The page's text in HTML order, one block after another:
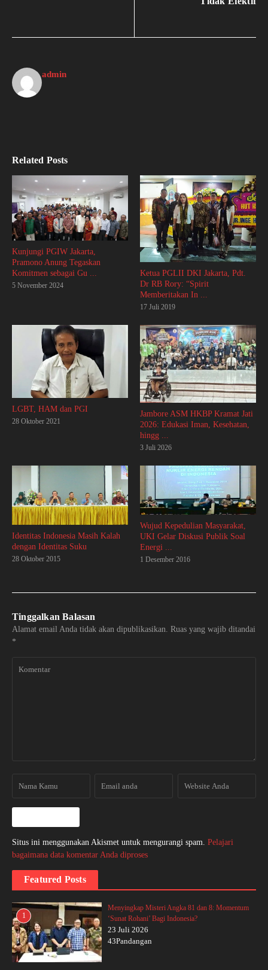
admin
Related Posts
Kunjungi PGIW Jakarta,
Pramono Anung Tegaskan
Komitmen sebagai Gu ...
5 November 2024
Ketua PGLII DKI Jakarta, Pdt.
Dr RB Rory: “Spirit
Memberitakan In ...
17 Juli 2019
LGBT, HAM dan PGI
28 Oktober 2021
Jambore ASM HKBP Kramat Jati
2026: Edukasi Iman, Kesehatan,
hingg ...
3 Juli 2026
Identitas Indonesia Masih Kalah
dengan Identitas Suku
28 Oktober 2015
Wujud Kepedulian Masyarakat,
UKI Gelar Diskusi Publik Soal
Energi ...
1 Desember 2016
Tinggalkan Balasan
Alamat email Anda tidak akan dipublikasikan. Ruas yang wajib ditandai
*
Situs ini menggunakan Akismet untuk mengurangi spam. Pelajari
bagaimana data komentar Anda diproses
Featured Posts
1
Menyingkap Misteri Angka 81 dan 8: Momentum
‘Sunat Rohani’ Bagi Indonesia?
23 Juli 2026
43Pandangan